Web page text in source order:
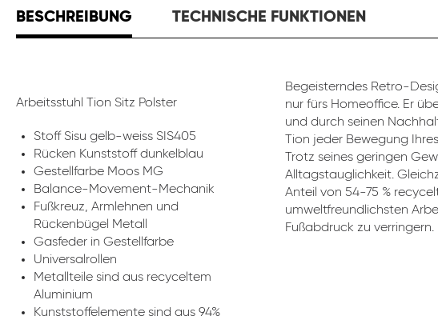
BESCHREIBUNG TECHNISCHE FUNKTIONEN
Arbeitsstuhl Tion Sitz Polster
Stoff Sisu gelb-weiss SIS405
Rücken Kunststoff dunkelblau
Gestellfarbe Moos MG
Balance-Movement-Mechanik
Fußkreuz, Armlehnen und
Rückenbügel Metall
Gasfeder in Gestellfarbe
Universalrollen
Metallteile sind aus recyceltem
Aluminium
Kunststoffelemente sind aus 94%
Begeisterndes Retro-
nur fürs Homeoffice. Er
und durch seinen
Tion jeder Bewegung
Trotz seines geringen
Alltagstauglichkeit.
Anteil von 54-75 %
umweltfreundlichsten
Fußabdruck zu verringern.